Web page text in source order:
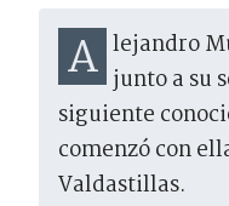
Alejandro Muñoz llegó a España junto a su
siguiente
comenzó con
Valdastillas.